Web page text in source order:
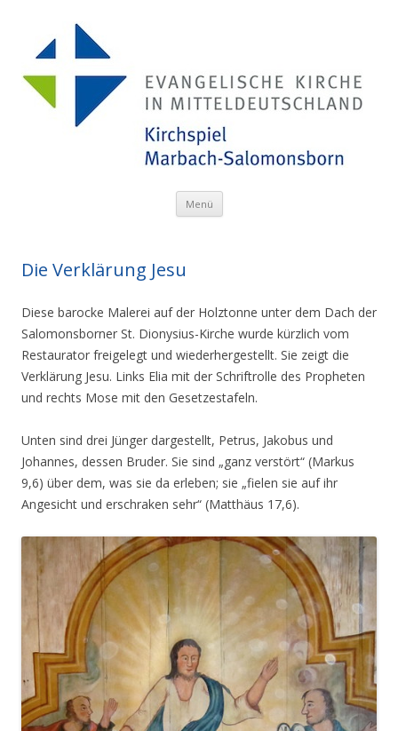
Menü
Die Verklärung Jesu
Diese barocke Malerei auf der Holztonne unter dem Dach der
Salomonsborner St. Dionysius-Kirche wurde kürzlich vom
Restaurator freigelegt und wiederhergestellt. Sie zeigt die
Verklärung Jesu. Links Elia mit der Schriftrolle des Propheten
und rechts Mose mit den Gesetzestafeln.
Unten sind drei Jünger dargestellt, Petrus, Jakobus und
Johannes, dessen Bruder. Sie sind „ganz verstört“ (Markus
9,6) über dem, was sie da erleben; sie „fielen sie auf ihr
Angesicht und erschraken sehr“ (Matthäus 17,6).